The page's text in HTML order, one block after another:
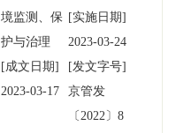
境监测、保
护与治理
[实施日期]
2023-03-24
[成文日期]
2023-03-17
[发文字号]
京管发
〔2022〕 8